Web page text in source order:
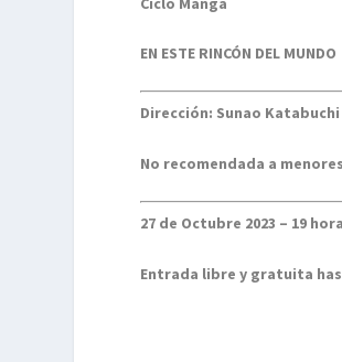
EN ESTE RINCÓN DEL MUNDO
Dirección: Sunao Katabuchi
No recomendada a
27 de Octubre 2023 – 19
Entrada libre y gratuita